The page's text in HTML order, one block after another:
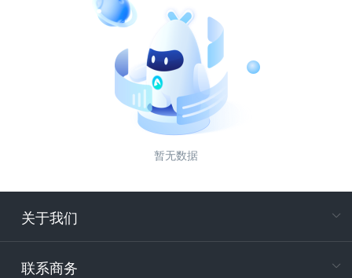
暂无数据
关于我们
联系商务